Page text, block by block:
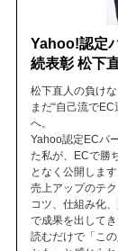
Yahoo!認定
続表彰 松下
松下直人の負け
まだ“自己流で
へ。
Yahoo認定ECパ
た私が、ECで勝
となく公開します
売上アップのテ
コツ、仕組み化
で成果を出して
読むだけで「こ